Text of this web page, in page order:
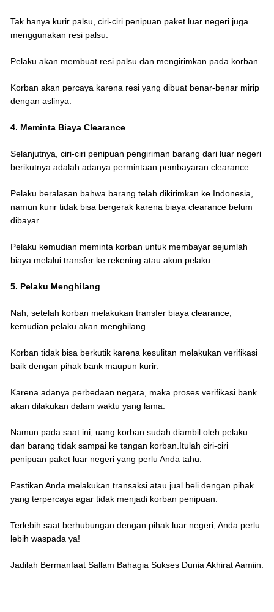
Tak hanya kurir palsu, ciri-ciri penipuan paket luar negeri juga
menggunakan resi palsu.
Pelaku akan membuat resi palsu dan mengirimkan pada korban.
Korban akan percaya karena resi yang dibuat benar-benar mirip
dengan aslinya.
4. Meminta Biaya Clearance
Selanjutnya, ciri-ciri penipuan pengiriman barang dari luar negeri
berikutnya adalah adanya permintaan pembayaran clearance.
Pelaku beralasan bahwa barang telah dikirimkan ke Indonesia,
namun kurir tidak bisa bergerak karena biaya clearance belum
dibayar.
Pelaku kemudian meminta korban untuk membayar sejumlah
biaya melalui transfer ke rekening atau akun pelaku.
5. Pelaku Menghilang
Nah, setelah korban melakukan transfer biaya clearance,
kemudian pelaku akan menghilang.
Korban tidak bisa berkutik karena kesulitan melakukan verifikasi
baik dengan pihak bank maupun kurir.
Karena adanya perbedaan negara, maka proses verifikasi bank
akan dilakukan dalam waktu yang lama.
Namun pada saat ini, uang korban sudah diambil oleh pelaku
dan barang tidak sampai ke tangan korban.Itulah ciri-ciri
penipuan paket luar negeri yang perlu Anda tahu.
Pastikan Anda melakukan transaksi atau jual beli dengan pihak
yang terpercaya agar tidak menjadi korban penipuan.
Terlebih saat berhubungan dengan pihak luar negeri, Anda perlu
lebih waspada ya!
Jadilah Bermanfaat Sallam Bahagia Sukses Dunia Akhirat Aamiin.